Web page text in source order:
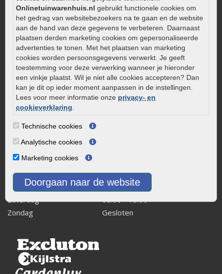
Onlinetuinwarenhuis.nl gebruikt functionele cookies om
het gedrag van websitebezoekers na te gaan en de website
aan de hand van deze gegevens te verbeteren. Daarnaast
plaatsen derden marketing cookies om gepersonaliseerde
advertenties te tonen. Met het plaatsen van marketing
cookies worden persoonsgegevens verwerkt. Je geeft
toestemming voor deze verwerking wanneer je hieronder
een vinkje plaatst. Wil je niet alle cookies accepteren? Dan
kan je dit op ieder moment aanpassen in de instellingen.
Lees voor meer informatie onze privacy- en
cookieverklaring
Technische cookies
Analytische cookies
Marketing cookies
Doorgaan naar de website
Aanlegtips voor gebakken bestrating
Zelf een terras aanleggen
Kleine stadstuin inrichten
0320 – 219170
Kaapstanderweg 41
8243 RB Lelystad
info@onlinetuinwarenhuis.nl
Routebeschrijving
Dinsdag
Woensdag
Donderdag
08:00 - 17:00
Vrijdag
08:00 - 17:00
Zaterdag
08:00 - 15.00
Zondag
Gesloten